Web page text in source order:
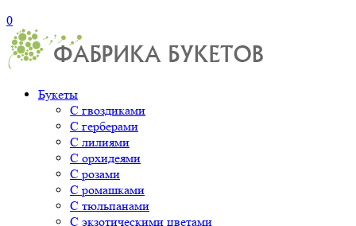
0
Букеты
С гвоздиками
С герберами
С лилиями
С орхидеями
С розами
С ромашками
С тюльпанами
С экзотическими цветами